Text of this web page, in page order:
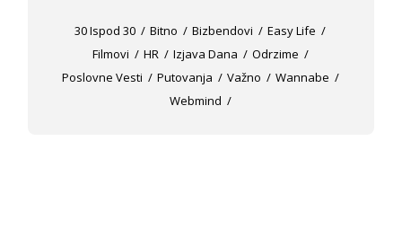
30 Ispod 30 Bitno Bizbendovi
Easy Life
Filmovi
HR Izjava Dana
Odrzime
Poslovne Vesti
Putovanja Važno
Wannabe
Webmind